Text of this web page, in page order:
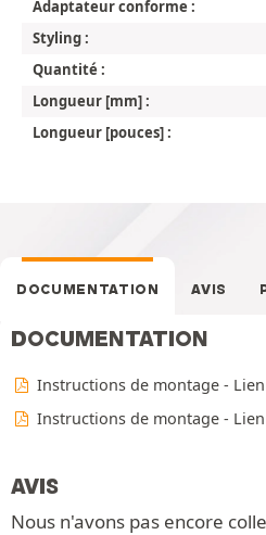
Adaptateur conforme :
Styling :
Quantité :
Longueur [mm] :
Longueur [pouces] :
DOCUMENTATION AVIS
DOCUMENTATION
Instructions de montage - Lien
Instructions de montage -
AVIS
Nous n'avons pas encore